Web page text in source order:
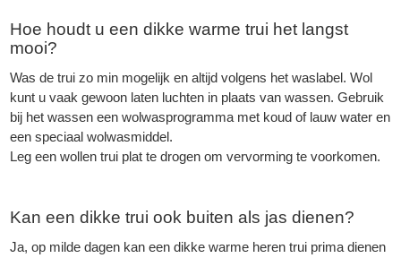
Hoe houdt u een dikke warme trui het langst
mooi?
Was de trui zo min mogelijk en altijd volgens het waslabel. Wol
kunt u vaak gewoon laten luchten in plaats van wassen. Gebruik
bij het wassen een wolwasprogramma met koud of lauw water en
een speciaal wolwasmiddel.
Leg een wollen trui plat te drogen om vervorming te voorkomen.
Kan een dikke trui ook buiten als jas dienen?
Ja, op milde dagen kan een dikke warme heren trui prima dienen